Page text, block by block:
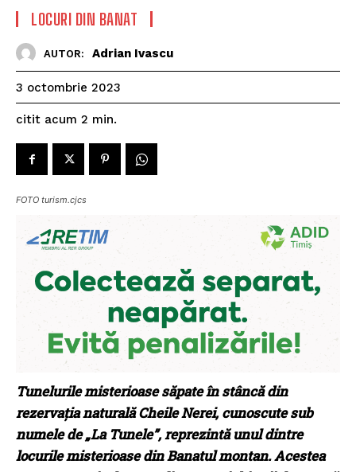
LOCURI DIN BANAT
AUTOR: Adrian Ivascu
3 octombrie 2023
citit acum 2 min.
FOTO turism.cjcs
Tunelurile misterioase săpate în stâncă din
rezervația naturală Cheile Nerei, cunoscute sub
numele de „La Tunele”, reprezintă unul dintre
locurile misterioase din Banatul montan. Acestea